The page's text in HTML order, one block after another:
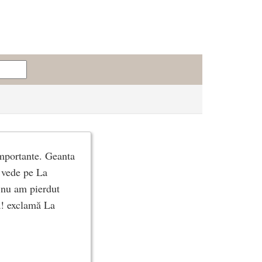
Geanta
pe La
am pierdut
exclamă La